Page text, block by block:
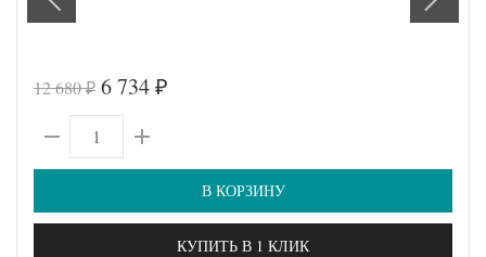
12 680₽ 6 734 ₽
В КОРЗИНУ
КУПИТЬ В 1 КЛИК